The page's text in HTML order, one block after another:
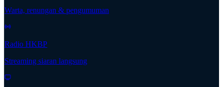
Warta, renungan & pengumuman
Radio HKBP
Streaming siaran langsung